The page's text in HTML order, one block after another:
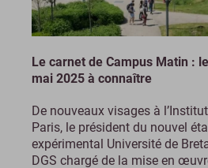
Le carnet de Campus Matin :
mai 2025 à connaître
De nouveaux visages à
Paris, le président du nouvel
expérimental Université de
DGS chargé de la mise en